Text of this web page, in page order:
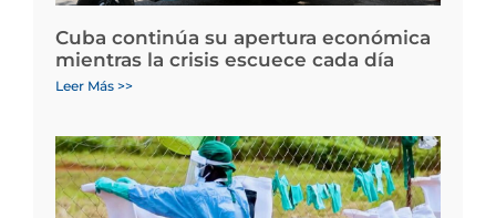
Cuba continúa su apertura económica
mientras la crisis escuece cada día
Leer Más >>